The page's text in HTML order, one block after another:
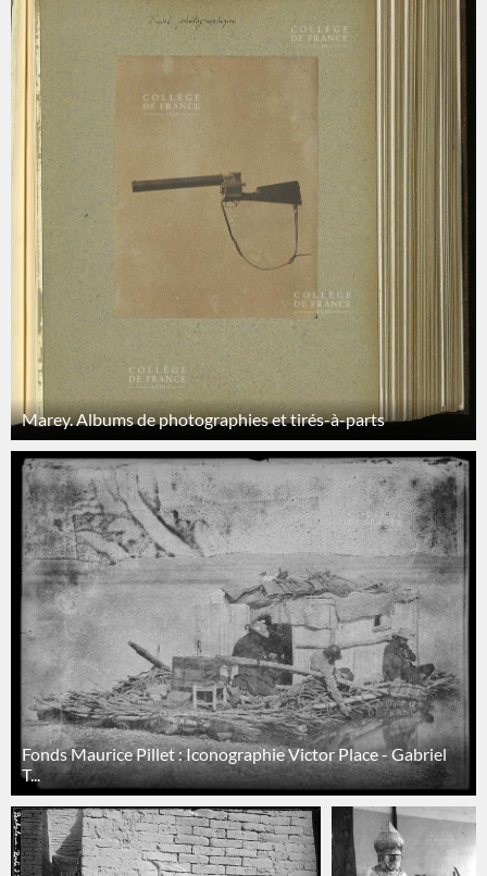
Marey. Albums de photographies et tirés-à-parts
Fonds Maurice Pillet : Iconographie Victor Place - Gabriel
T...